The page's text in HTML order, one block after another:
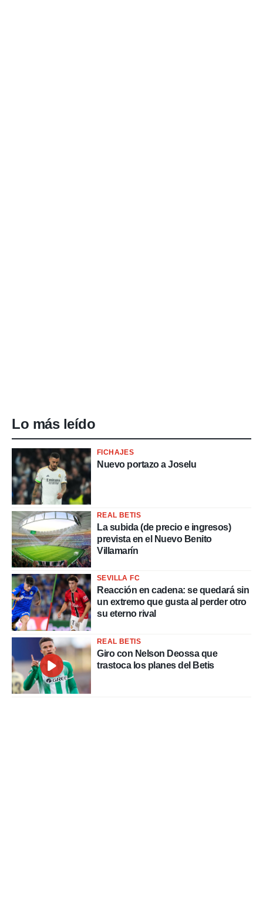
Lo más leído
FICHAJES
Nuevo portazo a Joselu
REAL BETIS
La subida (de precio e ingresos)
prevista en el Nuevo Benito
Villamarín
SEVILLA FC
Reacción en cadena: se quedará sin
un extremo que gusta al perder otro
su eterno rival
REAL BETIS
Giro con Nelson Deossa que
trastoca los planes del Betis